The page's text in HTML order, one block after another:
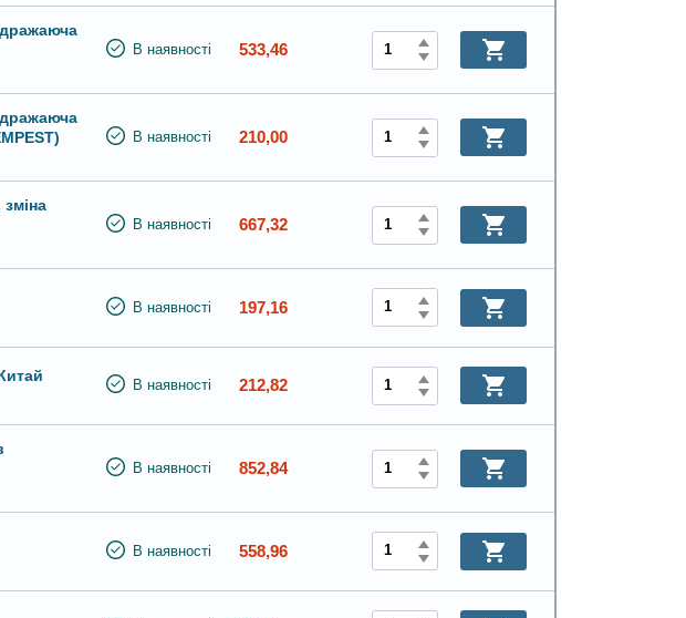
В наявності 533,46
В наявності 210,00
В наявності 667,32
В наявності 197,16
В наявності 212,82
В наявності 852,84
В наявності 558,96